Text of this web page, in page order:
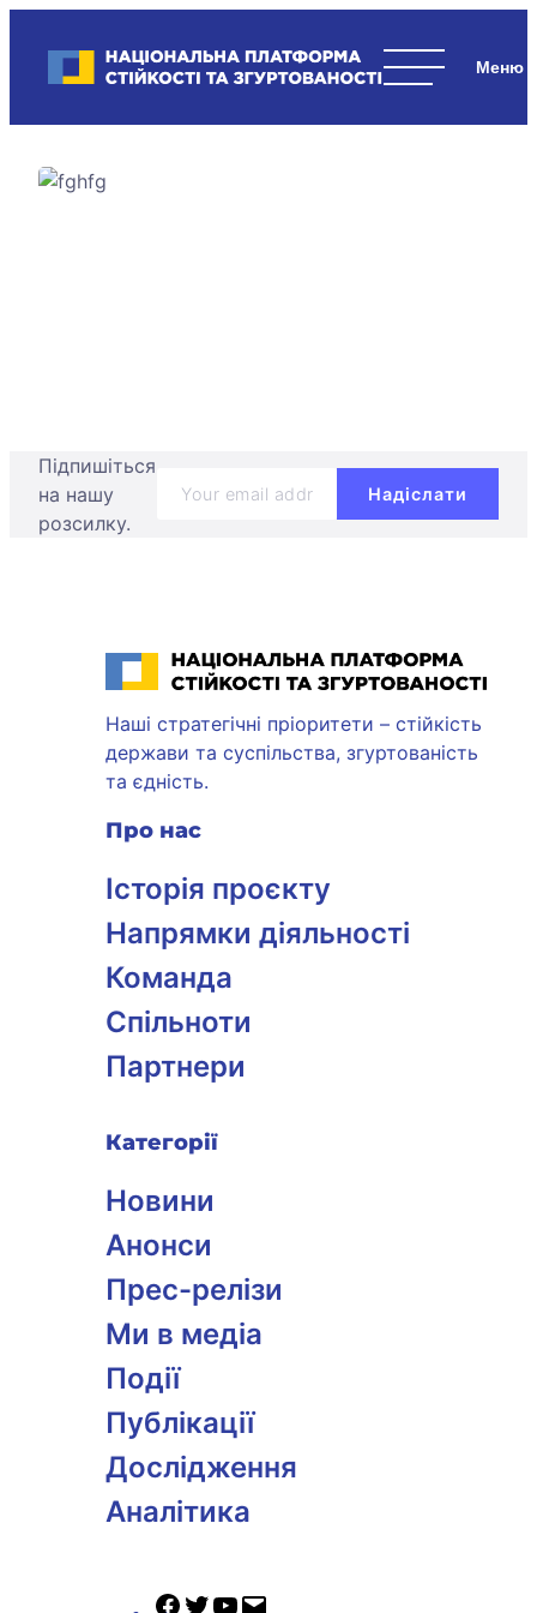
content
Національна платформа стійкості та згуртованості
стратегічні
–
Підпишіться
на нашу
розсилку.
Національна платформа стійкості та згуртованості
Наші стратегічні пріоритети – стійкість
держави та суспільства, згуртованість
та єдність.
Про нас
Історія проєкту
Напрямки діяльності
Команда
Спільноти
Партнери
Категорії
Новини
Анонси
Прес-релізи
Ми в медіа
Події
Публікації
Дослідження
Аналітика